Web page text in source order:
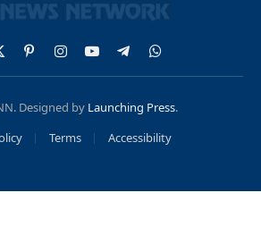
PinterestInstagram
YouTubeTelegramWhatsApp
Designed by Launching Press.
Terms Accessibility